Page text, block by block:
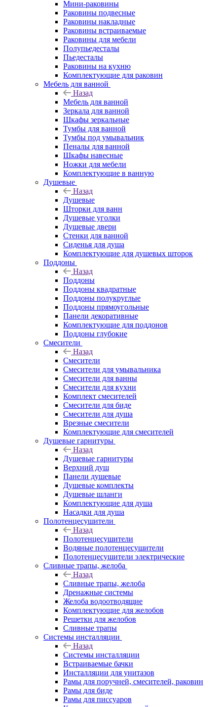
Мини-раковины
Раковины подвесные
Раковины накладные
Раковины встраиваемые
Раковины для мебели
Полупьедесталы
Пьедесталы
Раковины на кухню
Комплектующие для раковин
Мебель для ванной
Назад
Мебель для ванной
Зеркала для ванной
Шкафы зеркальные
Тумбы для ванной
Тумбы под умывальник
Пеналы для ванной
Шкафы навесные
Ножки для мебели
Комплектующие в ванную
Душевые
Назад
Душевые
Шторки для ванн
Душевые уголки
Душевые двери
Стенки для ванной
Сиденья для душа
Комплектующие для душевых шторок
Поддоны
Назад
Поддоны
Поддоны квадратные
Поддоны полукруглые
Поддоны прямоугольные
Панели декоративные
Комплектующие для поддонов
Поддоны глубокие
Смесители
Назад
Смесители
Смесители для умывальника
Смесители для ванны
Смесители для кухни
Комплект смесителей
Смесители для биде
Смесители для душа
Врезные смесители
Комплектующие для смесителей
Душевые гарнитуры
Назад
Душевые гарнитуры
Верхний душ
Панели душевые
Душевые комплекты
Душевые шланги
Комплектующие для душа
Насадки для душа
Полотенцесушители
Назад
Полотенцесушители
Водяные полотенцесушители
Полотенцесушители электрические
Сливные трапы, желоба
Назад
Сливные трапы, желоба
Дренажные системы
Желоба водоотводящие
Комплектующие для желобов
Решетки для желобов
Сливные трапы
Системы инсталляции
Назад
Системы инсталляции
Встраиваемые бачки
Инсталляции для унитазов
Рамы для поручней, смесителей, раковин
Рамы для биде
Рамы для писсуаров